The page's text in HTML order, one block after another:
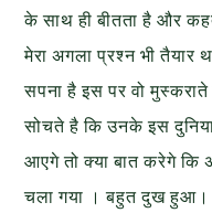
के साथ ही बीतता है और
मेरा अगला प्रश्न भी तैयार
सपना है इस पर वो
सोचते है कि उनके इस
आएगे तो क्या बात करेगे कि
चला गया । बहुत दुख हुआ।